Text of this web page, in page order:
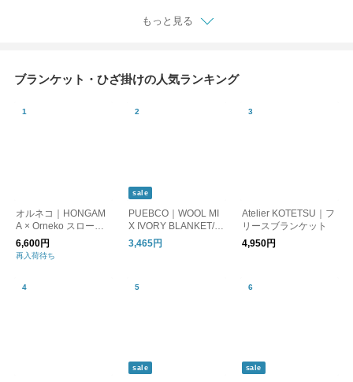
もっと見る
ブランケット・ひざ掛けの人気ランキング
オルネコ｜HONGAM
A × Orneko スローケ
ット
6,600円
再入荷待ち
sale
PUEBCO｜WOOL MI
X IVORY BLANKET/ブ
ランケット
3,465円
Atelier KOTETSU｜フ
リースブランケット
4,950円
sale sale